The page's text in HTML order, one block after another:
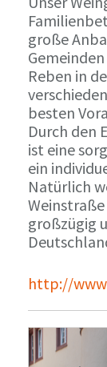
große
Reben in
besten
Durch den
ist eine
ein
Natürlich
großzügig
http://